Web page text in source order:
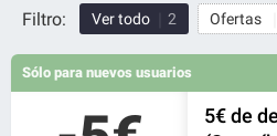
Filtro: Ver todo 2 Ofertas
Sólo para nuevos usuarios
5€ de